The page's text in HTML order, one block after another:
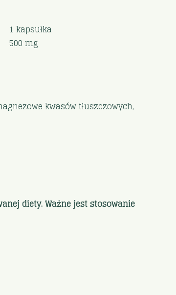
1 kapsułka
500 mg
kwasów tłuszczowych,
diety. Ważne jest stosowanie